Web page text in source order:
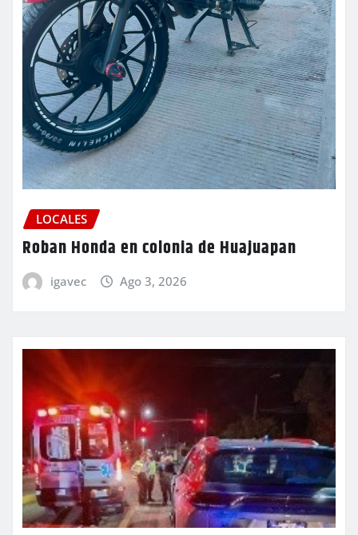
LOCALES
Roban Honda en colonia de Huajuapan
igavec Ago 3, 2026